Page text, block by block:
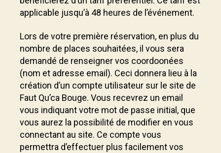
applicable jusqu’à 48 heures de l’événement.
Lors de votre première réservation, en plus du
nombre de places souhaitées, il vous sera
demandé de renseigner vos coordoonées
(nom et adresse email). Ceci donnera lieu à la
création d’un compte utilisateur sur le site de
Faut Qu’ca Bouge. Vous recevrez un email
vous indiquant votre mot de passe initial, que
vous aurez la possibilité de modifier en vous
connectant au site. Ce compte vous
permettra d’effectuer plus facilement vos